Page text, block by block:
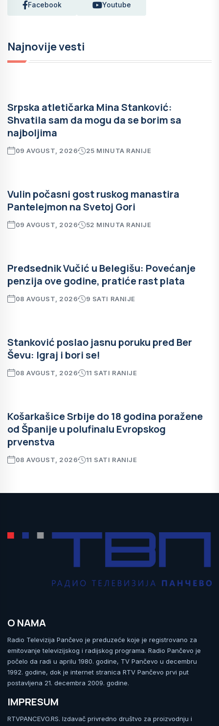
Facebook Youtube
Najnovije vesti
Srpska atletičarka Mina Stanković:
Shvatila sam da mogu da se borim sa
najboljima
09 AVGUST, 2026 25 MINUTA RANIJE
Vulin počasni gost ruskog manastira
Pantelejmon na Svetoj Gori
09 AVGUST, 2026 52 MINUTA RANIJE
Predsednik Vučić u Belegišu: Povećanje
penzija ove godine, pratiće rast plata
08 AVGUST, 2026 9 SATI RANIJE
Stanković poslao jasnu poruku pred Ber
Ševu: Igraj i bori se!
08 AVGUST, 2026 11 SATI RANIJE
Košarkašice Srbije do 18 godina poražene
od Španije u polufinalu Evropskog
prvenstva
08 AVGUST, 2026 11 SATI RANIJE
O NAMA
Radio Televizija Pančevo je preduzeće koje je registrovano za
emitovanje televizijskog i radijskog programa. Radio Pančevo je
počelo da radi u aprilu 1980. godine, TV Pančevo u decembru
1992. godine, dok je internet stranica RTV Pančevo prvi put
postavljena 21. decembra 2009. godine.
IMPRESUM
RTVPANCEVO.RS. Izdavač privredno društvo za proizvodnju i